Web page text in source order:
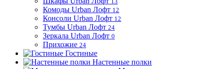
Комоды Urban Лофт 12
Консоли Urban Лофт 12
Тумбы Urban Лофт 24
Зеркала Urban Лофт 0
Прихожие 24
Гостиные
Настенные полки